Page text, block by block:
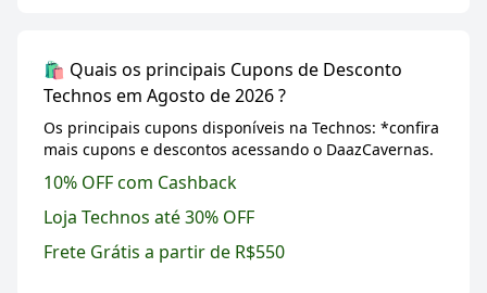
🛍️ Quais os principais Cupons de Desconto
Technos em Agosto de 2026 ?
Os principais cupons disponíveis na Technos: *confira
mais cupons e descontos acessando o DaazCavernas.
10% OFF com Cashback
Loja Technos até 30% OFF
Frete Grátis a partir de R$550